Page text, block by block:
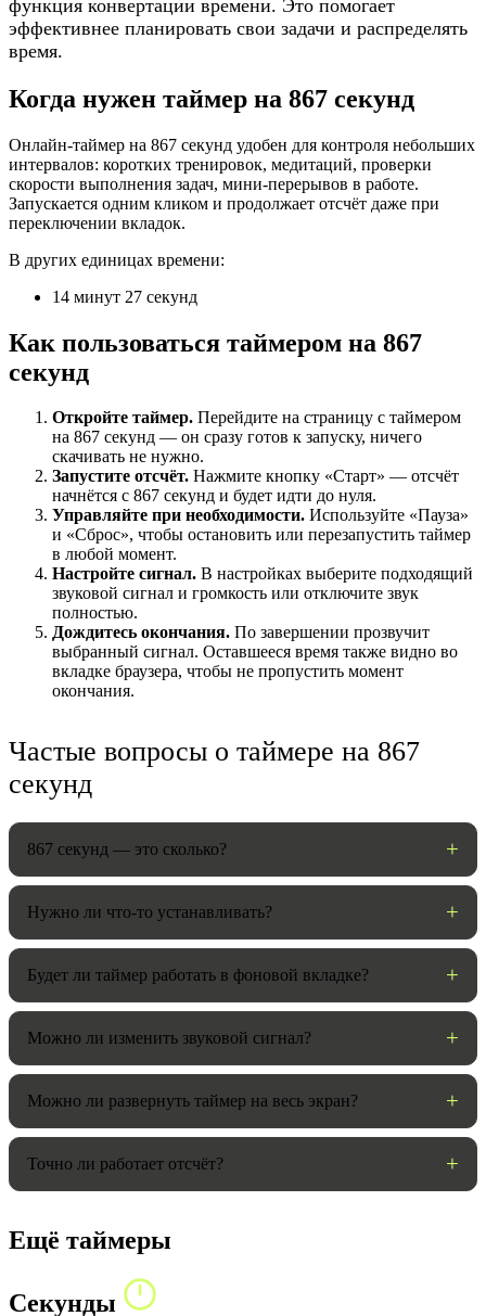
НАСТРОЙКИ
Громкость:
функция конвертации времени. Это помогает
эффективнее планировать свои задачи и распределять
время.
Когда нужен таймер на 867 секунд
Онлайн-таймер на 867 секунд удобен для контроля небольших
интервалов: коротких тренировок, медитаций, проверки
скорости выполнения задач, мини-перерывов в работе.
Запускается одним кликом и продолжает отсчёт даже при
переключении вкладок.
В других единицах времени:
14 минут 27 секунд
Как пользоваться таймером на 867
секунд
Откройте таймер. Перейдите на страницу с таймером
на 867 секунд — он сразу готов к запуску, ничего
скачивать не нужно.
Запустите отсчёт. Нажмите кнопку «Старт» — отсчёт
начнётся с 867 секунд и будет идти до нуля.
Управляйте при необходимости. Используйте «Пауза»
и «Сброс», чтобы остановить или перезапустить таймер
в любой момент.
Настройте сигнал. В настройках выберите подходящий
звуковой сигнал и громкость или отключите звук
полностью.
Дождитесь окончания. По завершении прозвучит
выбранный сигнал. Оставшееся время также видно во
вкладке браузера, чтобы не пропустить момент
окончания.
Частые вопросы о таймере на 867
секунд
867 секунд — это сколько?
Нужно ли что-то устанавливать?
Будет ли таймер работать в фоновой вкладке?
Можно ли изменить звуковой сигнал?
Можно ли развернуть таймер на весь экран?
Точно ли работает отсчёт?
Ещё таймеры
Секунды